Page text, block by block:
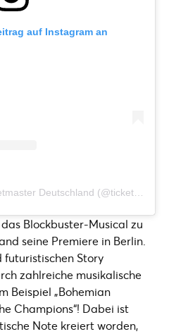
auf Instagram an
Ein Beitrag geteilt von Ticketmaster Deutschland (@ticketmaster_germany)
Blockbuster-Musical zu
seine Premiere in Berlin.
futuristischen Story
zahlreiche musikalische
Beispiel „Bohemian
Champions“! Dabei ist
Note kreiert worden,